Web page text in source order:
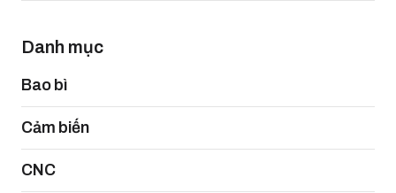
Danh mục
Bao bì
Cảm biến
CNC